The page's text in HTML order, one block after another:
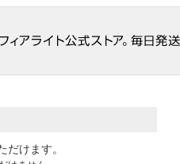
だけます。